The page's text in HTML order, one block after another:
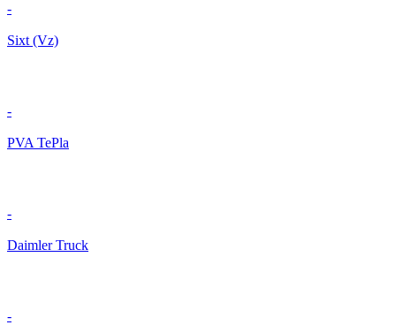
-
Sixt (Vz)
-
PVA TePla
-
Daimler Truck
-